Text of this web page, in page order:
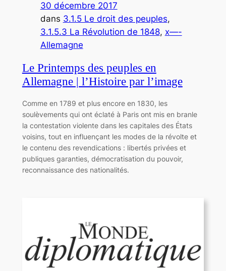
30 décembre 2017
dans 3.1.5 Le droit des peuples
3.1.5.3 La Révolution de 1848, x—-
Allemagne
Le Printemps des peuples en
Allemagne | l’Histoire par l’image
Comme en 1789 et plus encore en 1830, les
soulèvements qui ont éclaté à Paris ont mis en branle
la contestation violente dans les capitales des États
voisins, tout en influençant les modes de la révolte et
le contenu des revendications : libertés privées et
publiques garanties, démocratisation du pouvoir,
reconnaissance des nationalités.